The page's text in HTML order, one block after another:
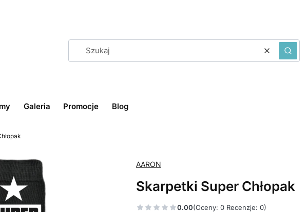
WyczyśćSzukaj
Galeria Promocje Blog
AARON
Skarpetki Super Chłopak
0.00(Oceny: 0 Recenzje: 0)